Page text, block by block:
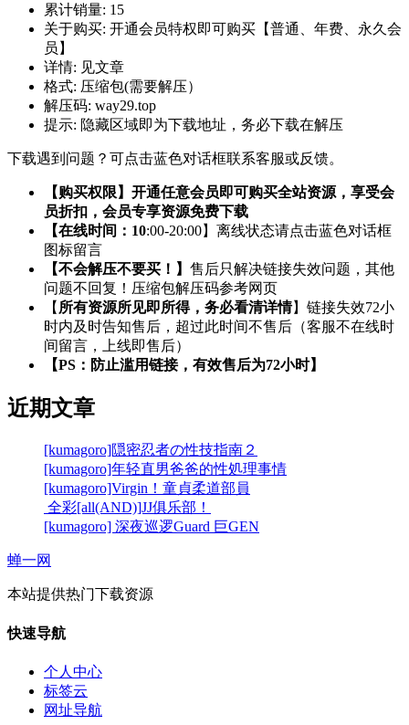
累计销量: 15
关于购买: 开通会员特权即可购买【普通、年费、永久会
员】
详情: 见文章
格式: 压缩包(需要解压）
解压码: way29.top
提示: 隐藏区域即为下载地址，务必下载在解压
下载遇到问题？可点击蓝色对话框联系客服或反馈。
【购买权限】开通任意会员即可购买全站资源，享受会
员折扣，会员专享资源免费下载
【在线时间：10:00-20:00】离线状态请点击蓝色对话框
图标留言
【不会解压不要买！】 售后只解决链接失效问题，其他
问题不回复！压缩包解压码参考网页
【 所有资源所见即所得，务必看清详情】链接失效72小
时内及时告知售后，超过此时间不售后（客服不在线时
间留言，上线即售后）
【PS：防止滥用链接，有效售后为72小时】
近期文章
[kumagoro]隠密忍者の性技指南２
[kumagoro]年轻直男爸爸的性処理事情
[kumagoro]Virgin！童貞柔道部員
全彩[all(AND)]JJ俱乐部！
[kumagoro] 深夜巡逻Guard 巨GEN
蝉一网
本站提供热门下载资源
快速导航
个人中心
标签云
网址导航